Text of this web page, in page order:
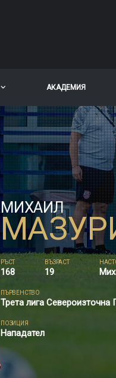
АКАДЕМИЯ
МИХАИЛ
РЪСТ
168
ВЪЗРАСТ
19
ПЪРВЕНСТВО
Трета лига Североизточна
ПОЗИЦИЯ
Нападател